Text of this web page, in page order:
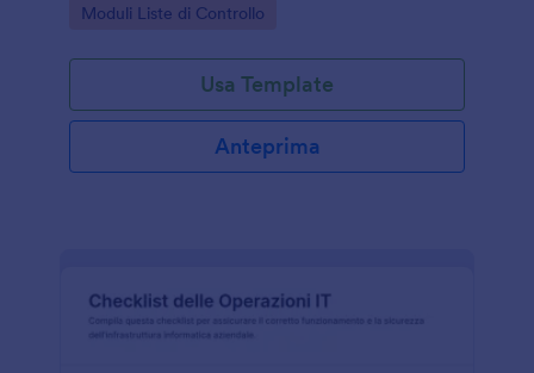
Go to Category:
Moduli Liste di Controllo
Usa Template
Anteprima